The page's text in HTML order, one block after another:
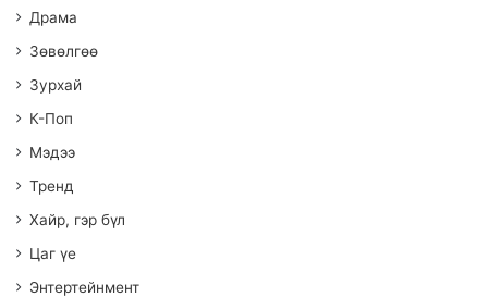
Драма
Зөвөлгөө
Зурхай
К-Поп
Мэдээ
Тренд
Хайр, гэр бүл
Цаг үе
Энтертейнмент